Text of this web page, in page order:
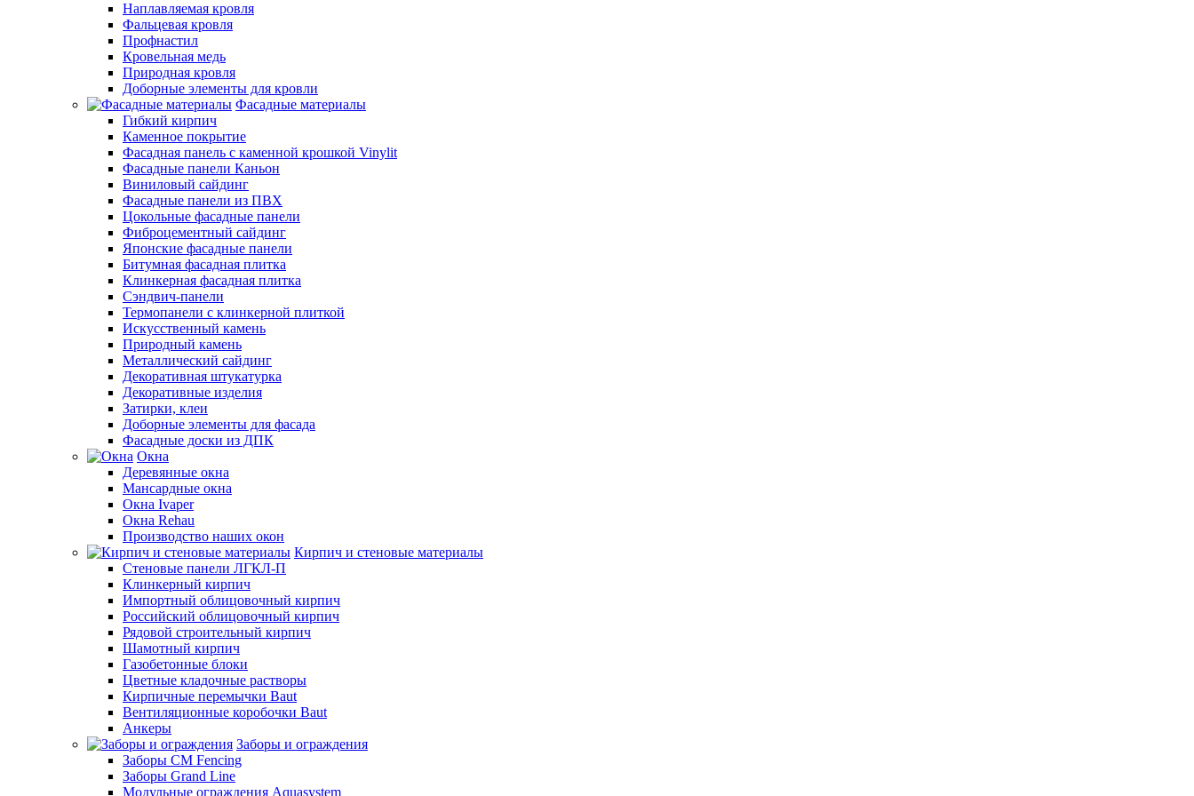
Наплавляемая кровля
Фальцевая кровля
Профнастил
Кровельная медь
Природная кровля
Доборные элементы для кровли
Фасадные материалы
Гибкий кирпич
Каменное покрытие
Фасадная панель с каменной крошкой Vinylit
Фасадные панели Каньон
Виниловый сайдинг
Фасадные панели из ПВХ
Цокольные фасадные панели
Фиброцементный сайдинг
Японские фасадные панели
Битумная фасадная плитка
Клинкерная фасадная плитка
Сэндвич-панели
Термопанели с клинкерной плиткой
Искусственный камень
Природный камень
Металлический сайдинг
Декоративная штукатурка
Декоративные изделия
Затирки, клеи
Доборные элементы для фасада
Фасадные доски из ДПК
Окна
Деревянные окна
Мансардные окна
Окна Ivaper
Окна Rehau
Производство наших окон
Кирпич и стеновые материалы
Стеновые панели ЛГКЛ-П
Клинкерный кирпич
Импортный облицовочный кирпич
Российский облицовочный кирпич
Рядовой строительный кирпич
Шамотный кирпич
Газобетонные блоки
Цветные кладочные растворы
Кирпичные перемычки Baut
Вентиляционные коробочки Baut
Анкеры
Заборы и ограждения
Заборы CM Fencing
Заборы Grand Line
Модульные ограждения Aquasystem